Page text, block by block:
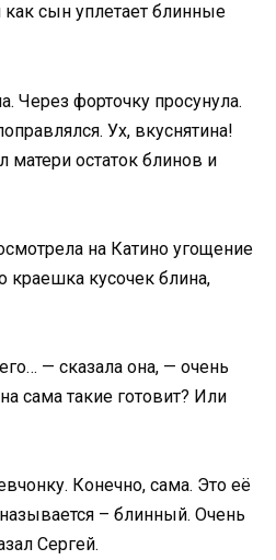
как сын уплетает блинные
Через форточку просунула.
Ух, вкуснятина!
матери остаток блинов и
на Катино угощение
краешка кусочек блина,
— сказала она, — очень
сама такие готовит? Или
Конечно, сама. Это её
– блинный. Очень
Сергей.